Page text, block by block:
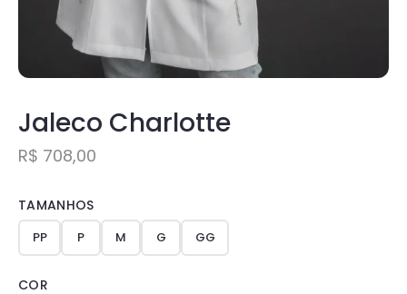
Jaleco Charlotte
R$ 708,00
TAMANHOS
PP P M G GG
COR